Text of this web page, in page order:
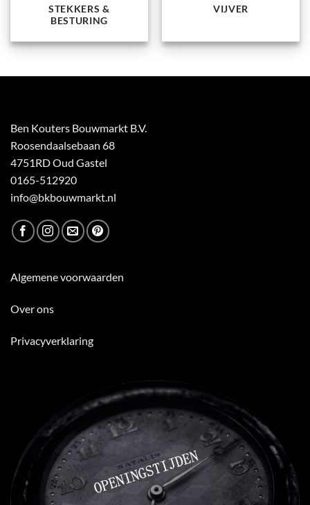
STEKKERS &
BESTURING
VIJVER
Ben Kouters Bouwmarkt B.V.
Roosendaalsebaan 68
4751RD Oud Gastel
0165-512920
info@bkbouwmarkt.nl
Algemene voorwaarden
Over ons
Privacyverklaring